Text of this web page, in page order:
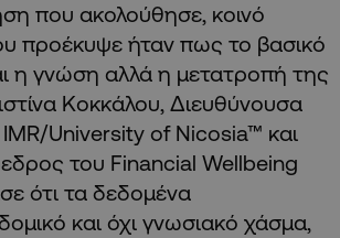
που ακολούθησε, κοινό
προέκυψε ήταν πως το βασικό
η γνώση αλλά η μετατροπή της
Κοκκάλου, Διευθύνουσα
University of Nicosia™ και
του Financial Wellbeing
ότι τα δεδομένα
και όχι γνωσιακό χάσμα,